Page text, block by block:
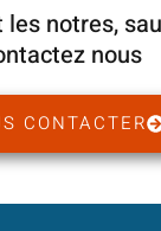
notres,
nous
CONTACTER